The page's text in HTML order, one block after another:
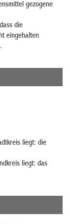
gezogene
die
eingehalten
liegt: die
liegt: das